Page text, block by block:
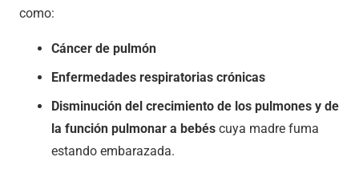
como:
Cáncer de pulmón
Enfermedades respiratorias crónicas
Disminución del crecimiento de los pulmones y de
la función pulmonar a bebés cuya madre fuma
estando embarazada.